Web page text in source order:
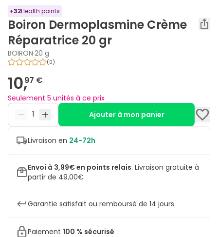
+32Health points
Boiron Dermoplasmine Crème
Réparatrice 20 gr
BOIRON·20 g
(0)
10,97 €
Seulement 5 unités à ce prix
Ajouter à mon panier
Livraison en 24-72h
Envoi à 3,99€ en points relais. Livraison gratuite à
partir de 49,00€
Garantie satisfait ou remboursé de 14 jours
Paiement 100 % sécurisé